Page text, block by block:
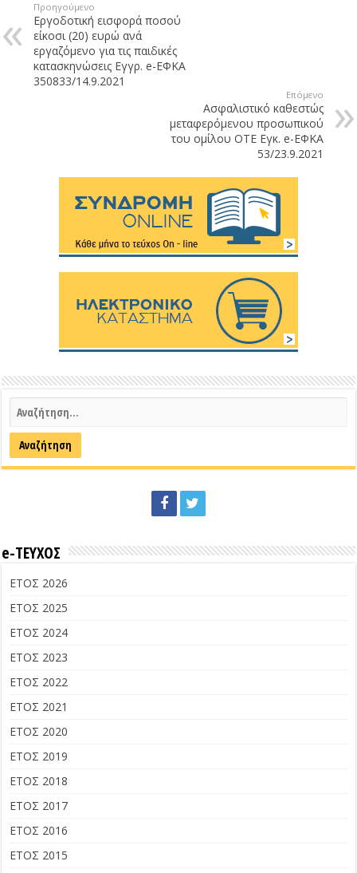
Προηγούμενο
Εργοδοτική εισφορά ποσού
είκοσι (20) ευρώ ανά
εργαζόμενο για τις παιδικές
κατασκηνώσεις Εγγρ. e-ΕΦΚΑ
350833/14.9.2021
Επόμενο
Ασφαλιστικό καθεστώς
μεταφερόμενου προσωπικού
του ομίλου ΟΤΕ Εγκ. e-ΕΦΚΑ
53/23.9.2021
e-ΤΕΥΧΟΣ
ΕΤΟΣ 2026
ΕΤΟΣ 2025
ΕΤΟΣ 2024
ΕΤΟΣ 2023
ΕΤΟΣ 2022
ΕΤΟΣ 2021
ΕΤΟΣ 2020
ΕΤΟΣ 2019
ΕΤΟΣ 2018
ΕΤΟΣ 2017
ΕΤΟΣ 2016
ΕΤΟΣ 2015